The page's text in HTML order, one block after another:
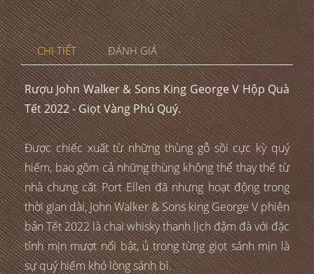
CHI TIẾT ĐÁNH GIÁ
Rượu John Walker & Sons King George V Hộp Quà
Tết 2022 - Giọt Vàng Phú Quý.
Được chiếc xuất từ những thùng gỗ sồi cực kỳ quý
hiếm, bao gồm cả những thùng không thể thay thế từ
nhà chưng cất Port Ellen đã nhưng hoạt động trong
thời gian dài, John Walker & Sons king George V phiên
bản Tết 2022 là chai whisky thanh lịch đậm đà với đặc
tính mịn mượt nổi bật, ủ trong từng giọt sánh mịn là
sự quý hiếm khó lòng sánh bì.